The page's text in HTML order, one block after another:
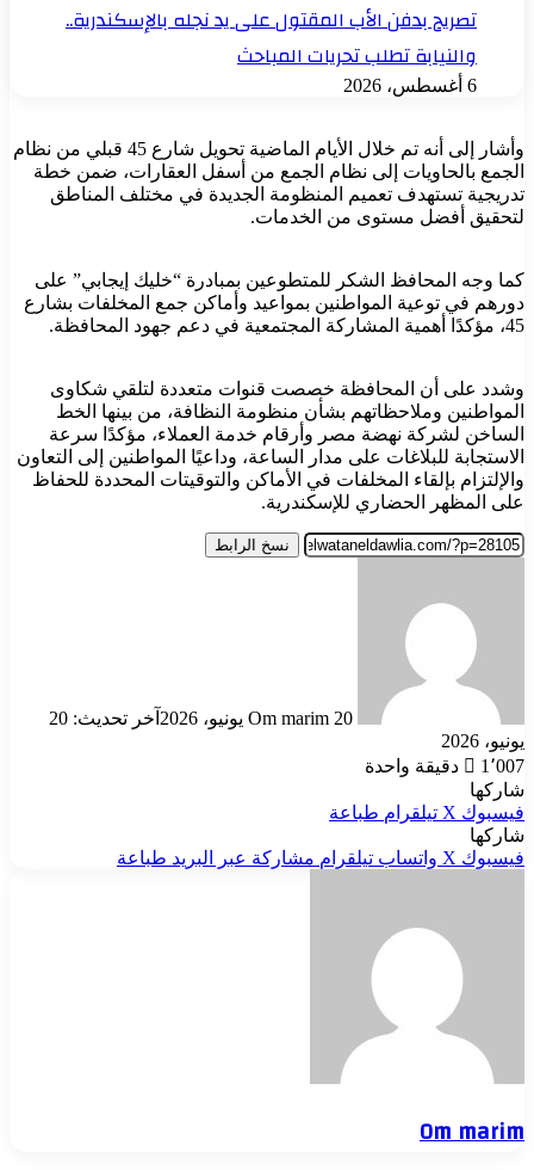
تصريح بدفن الأب المقتول على يد نجله بالإسكندرية..
والنيابة تطلب تحريات المباحث
6 أغسطس، 2026
وأشار إلى أنه تم خلال الأيام الماضية تحويل شارع 45 قبلي من نظام
الجمع بالحاويات إلى نظام الجمع من أسفل العقارات، ضمن خطة
تدريجية تستهدف تعميم المنظومة الجديدة في مختلف المناطق
لتحقيق أفضل مستوى من الخدمات.
كما وجه المحافظ الشكر للمتطوعين بمبادرة “خليك إيجابي” على
دورهم في توعية المواطنين بمواعيد وأماكن جمع المخلفات بشارع
45، مؤكدًا أهمية المشاركة المجتمعية في دعم جهود المحافظة.
وشدد على أن المحافظة خصصت قنوات متعددة لتلقي شكاوى
المواطنين وملاحظاتهم بشأن منظومة النظافة، من بينها الخط
الساخن لشركة نهضة مصر وأرقام خدمة العملاء، مؤكدًا سرعة
الاستجابة للبلاغات على مدار الساعة، وداعيًا المواطنين إلى التعاون
والإلتزام بإلقاء المخلفات في الأماكن والتوقيتات المحددة للحفاظ
على المظهر الحضاري للإسكندرية.
نسخ الرابط
Om marim 20 يونيو، 2026
آخر تحديث: 20
يونيو، 2026
1٬007
دقيقة واحدة
شاركها
فيسبوك ‫X تيلقرام طباعة
شاركها
فيسبوك ‫X واتساب تيلقرام مشاركة عبر البريد طباعة
Om marim